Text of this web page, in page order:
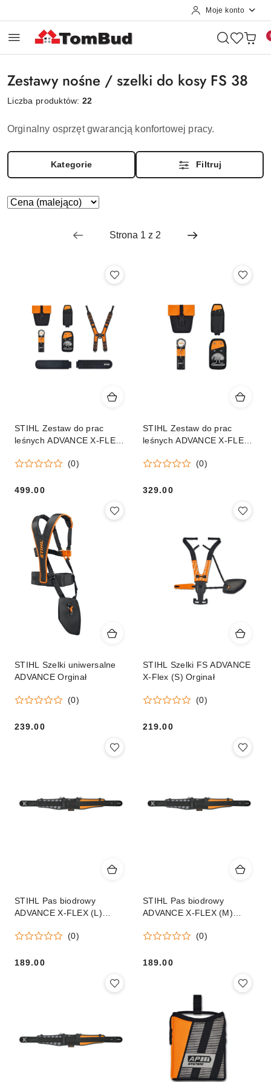
Moje konto
Zestawy nośne / szelki do kosy FS 38
Liczba produktów:22
Orginalny osprzęt gwarancją konfortowej pracy.
Kategorie Filtruj
Zastosowano
Sortuj
STIHL Zestaw do prac
leśnych ADVANCE X-FLEX
(0)
499.00
STIHL Zestaw do prac
leśnych ADVANCE X-FLEX
(0)
329.00
STIHL Szelki uniwersalne
ADVANCE Orginał
(0)
Cena:
239.00
STIHL Szelki FS ADVANCE
X-Flex (S) Orginał
(0)
Cena:
219.00
STIHL Pas biodrowy
ADVANCE X-FLEX (L)
(0)
189.00
STIHL Pas biodrowy
ADVANCE X-FLEX (M)
(0)
189.00